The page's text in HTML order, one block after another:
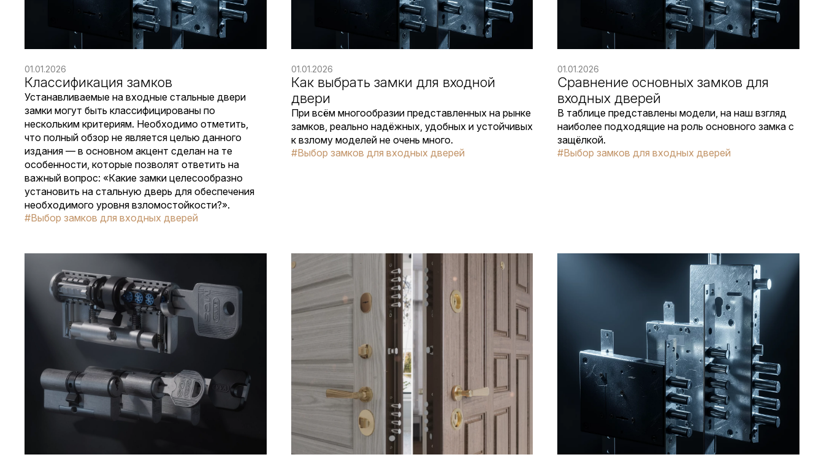
01.01.2026
Классификация замков
Устанавливаемые на входные стальные двери
замки могут быть классифицированы по
нескольким критериям. Необходимо отметить,
что полный обзор не является целью данного
издания — в основном акцент сделан на те
особенности, которые позволят ответить на
важный вопрос: «Какие замки целесообразно
установить на стальную дверь для обеспечения
необходимого уровня взломостойкости?».
#Выбор замков для входных дверей
01.01.2026
Как выбрать замки для входной
двери
При всём многообразии представленных на рынке
замков, реально надёжных, удобных и устойчивых
к взлому моделей не очень много.
#Выбор замков для входных дверей
01.01.2026
Сравнение основных замков для
входных дверей
В таблице представлены модели, на наш взгляд
наиболее подходящие на роль основного замка с
защёлкой.
#Выбор замков для входных дверей